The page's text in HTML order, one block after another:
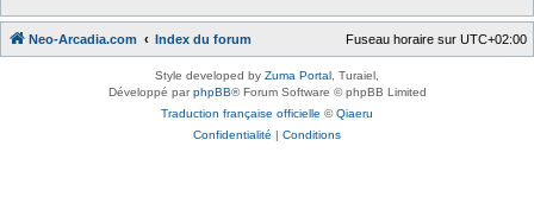
Neo-Arcadia.com Index du forum Fuseau horaire sur UTC+02:00
Style developed by Zuma Portal , Turaiel,
Développé parphpBB® Forum Software © phpBB Limited
Traduction française officielle ©Qiaeru
Confidentialité | Conditions